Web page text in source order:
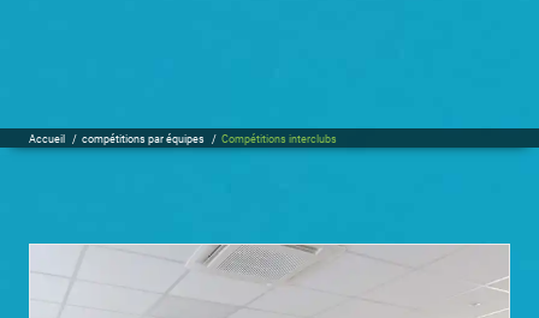
Accueil / compétitions par équipes / Compétitions interclubs